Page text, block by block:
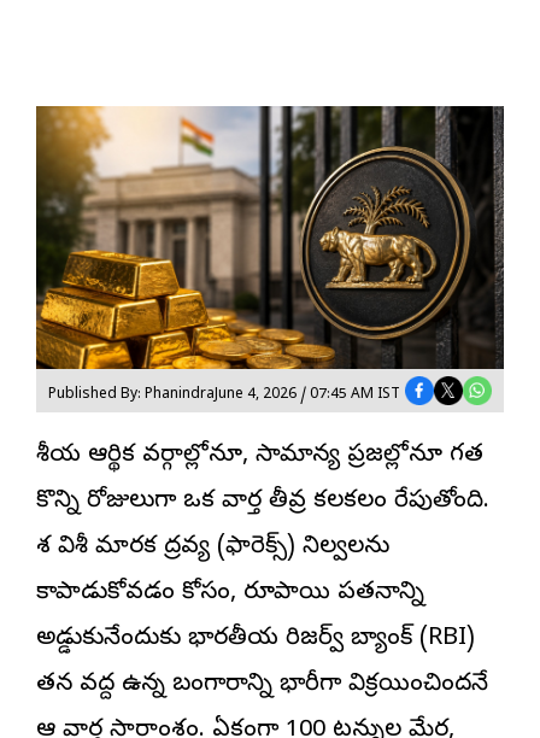
Published By: PhanindraJune 4, 2026 / 07:45 AM IST
దేశీయ ఆర్థిక వర్గాల్లోనూ, సామాన్య ప్రజల్లోనూ గత
కొన్ని రోజులుగా ఒక వార్త తీవ్ర కలకలం రేపుతోంది.
దేశ విదేశీ మారక ద్రవ్య (ఫారెక్స్) నిల్వలను
కాపాడుకోవడం కోసం, రూపాయి పతనాన్ని
అడ్డుకునేందుకు భారతీయ రిజర్వ్ బ్యాంక్ (RBI)
తన వద్ద ఉన్న బంగారాన్ని భారీగా విక్రయించిందనేదే